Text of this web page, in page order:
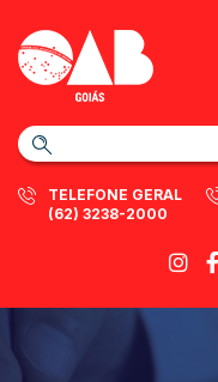
TELEFONE GERAL
(62) 3238-2000